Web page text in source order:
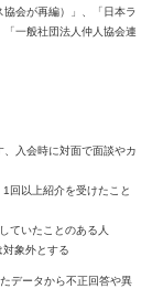
協会が再編）」、「日本ラ
一般社団法人仲人協会連
入会時に対面で面談やカ
回以上紹介を受けたこと
ていたことのある人
象外とする
データから不正回答や異